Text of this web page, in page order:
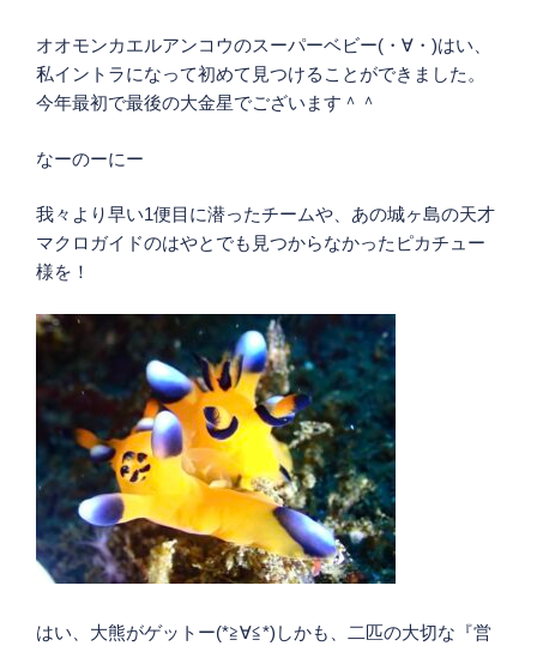
オオモンカエルアンコウのスーパーベビー(・∀・)はい、
私イントラになって初めて見つけることができました。
今年最初で最後の大金星でございます＾＾
なーのーにー
我々より早い1便目に潜ったチームや、あの城ヶ島の天才
マクロガイドのはやとでも見つからなかったピカチュー
様を！
はい、大熊がゲットー(*≧∀≦*)しかも、二匹の大切な『営